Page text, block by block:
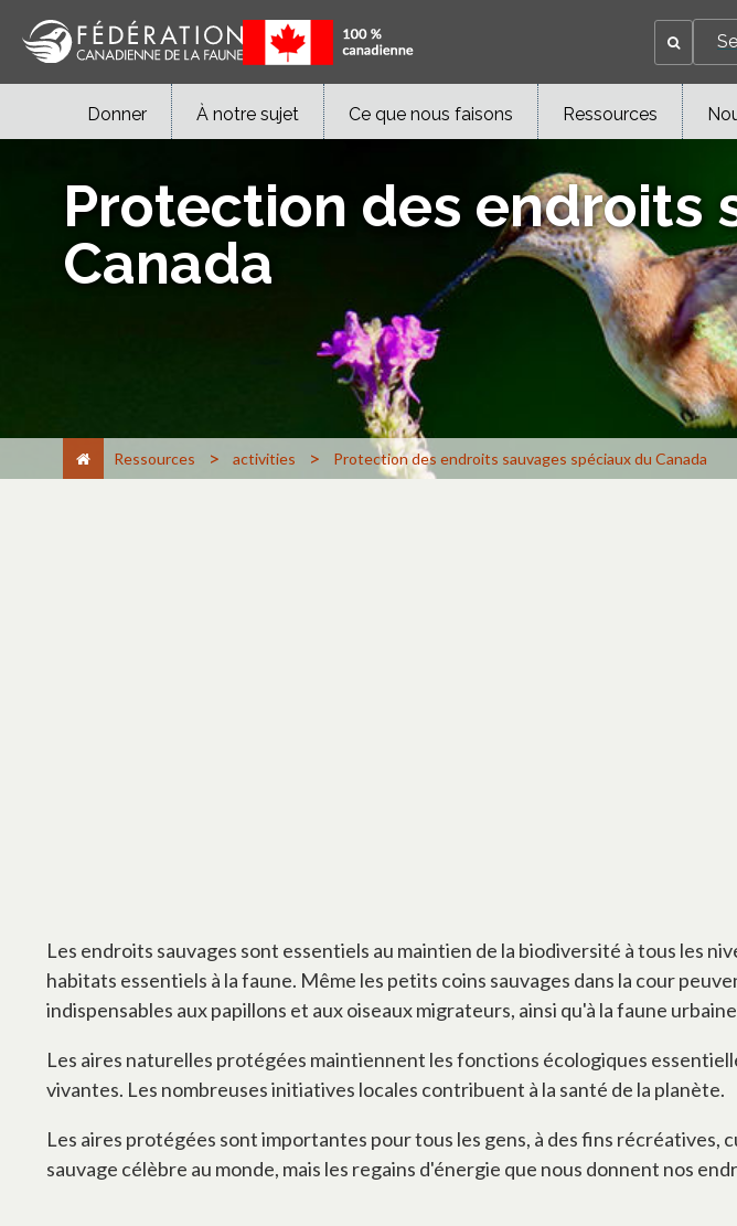
Donner À notre sujet Ce que nous faisons Ressources
Protection des endroits
Canada
Ressources > activities > Protection des endroits sauvages spéciaux du Canada
Les endroits sauvages sont essentiels au maintien de la biodiversité à tous les
habitats essentiels à la faune. Même les petits coins sauvages dans la cour
indispensables aux papillons et aux oiseaux migrateurs, ainsi qu'à la faune
Les aires naturelles protégées maintiennent les fonctions écologiques
vivantes. Les nombreuses initiatives locales contribuent à la santé de la planète.
Les aires protégées sont importantes pour tous les gens, à des fins
sauvage célèbre au monde, mais les regains d'énergie que nous donnent nos